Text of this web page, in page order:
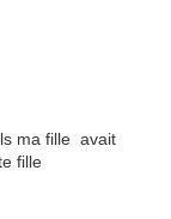
ma fille avait
fille